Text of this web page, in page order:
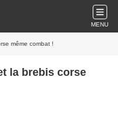
MENU
même combat !
la brebis corse